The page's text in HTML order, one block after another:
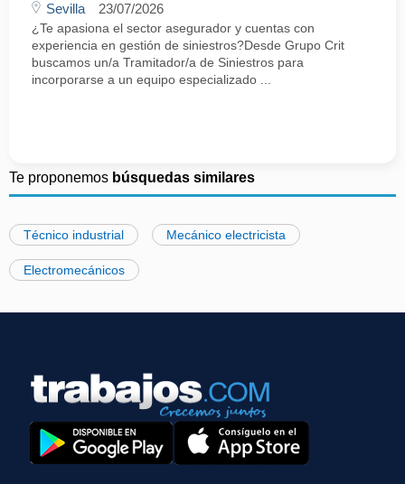
Sevilla 23/07/2026
¿Te apasiona el sector asegurador y cuentas con
experiencia en gestión de siniestros?Desde Grupo Crit
buscamos un/a Tramitador/a de Siniestros para
incorporarse a un equipo especializado ...
Te proponemos búsquedas similares
Técnico industrial Mecánico electricista
Electromecánicos